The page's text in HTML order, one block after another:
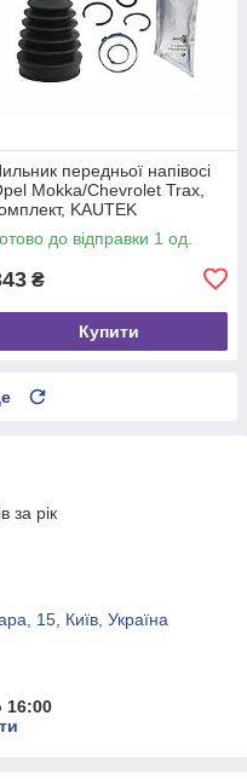
передньої напівосі
Mokka/Chevrolet Trax,
KAUTEK
до відправки 1 од.
₴
Купити
за рік
15, Київ, Україна
16:00